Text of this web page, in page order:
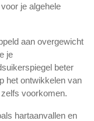
je algehele
aan overgewicht
je
beter
het ontwikkelen van
voorkomen.
hartaanvallen en